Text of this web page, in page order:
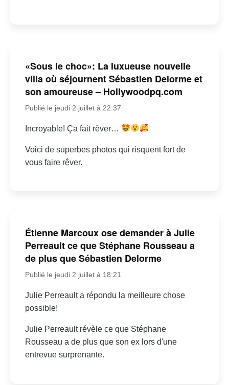
«Sous le choc»: La luxueuse nouvelle
villa où séjournent Sébastien Delorme et
son amoureuse – Hollywoodpq.com
Publié le jeudi 2 juillet à 22:37
Incroyable! Ça fait rêver…
Voici de superbes photos qui risquent fort de
vous faire rêver.
Étienne Marcoux ose demander à Julie
Perreault ce que Stéphane Rousseau a
de plus que Sébastien Delorme
Publié le jeudi 2 juillet à 18:21
Julie Perreault a répondu la meilleure chose
possible!
Julie Perreault révèle ce que Stéphane
Rousseau a de plus que son ex lors d'une
entrevue surprenante.